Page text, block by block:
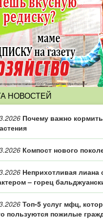
НОВОСТЕЙ
Почему важно
Компост нового
Неприхотливая лиана
– горец
Топ‑5 услуг мфц,
пользуются пожилые